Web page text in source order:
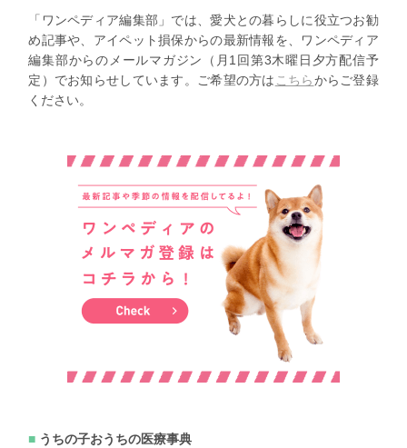
「ワンペディア編集部」では、愛犬との暮らしに役立つお勧
め記事や、アイペット損保からの最新情報を、ワンペディア
編集部からのメールマガジン（月1回第3木曜日夕方配信予
定）でお知らせしています。ご希望の方は こちらからご登録
ください。
うちの子おうちの医療事典